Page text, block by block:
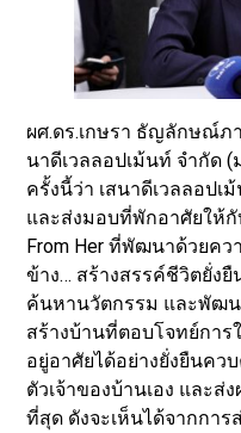
ผศ.ดร.เกษรา ธัญลักษณ์ภ
นาดีเวลลอปเม้นท์ จำกัด
ครั้งนี้ว่า เสนาดีเวลลอป
และส่งมอบที่พักอาศัยให้กั
From Her ที่พัฒนาด้วยคว
ข้าง… สร้างสรรค์ชีวิตยั่ง
ค้นหานวัตกรรม และพัฒน
สร้างบ้านที่ตอบโจทย์การ
อยู่อาศัยได้อย่างยั่งยืนคว
ตัวเจ้าของบ้านเอง และ
ที่สุด ดังจะเห็นได้จากกา